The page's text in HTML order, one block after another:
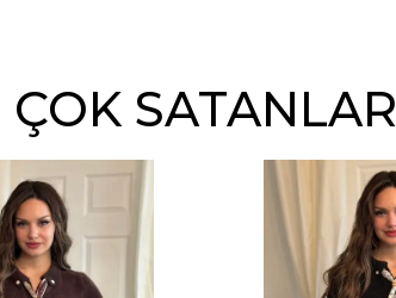
ÇOK SATANLAR